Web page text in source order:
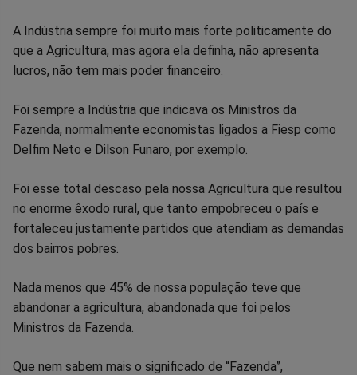
A Indústria sempre foi muito mais forte politicamente do
que a Agricultura, mas agora ela definha, não apresenta
lucros, não tem mais poder financeiro.
Foi sempre a Indústria que indicava os Ministros da
Fazenda, normalmente economistas ligados a Fiesp como
Delfim Neto e Dilson Funaro, por exemplo.
Foi esse total descaso pela nossa Agricultura que resultou
no enorme êxodo rural, que tanto empobreceu o país e
fortaleceu justamente partidos que atendiam as demandas
dos bairros pobres.
Nada menos que 45% de nossa população teve que
abandonar a agricultura, abandonada que foi pelos
Ministros da Fazenda.
Que nem sabem mais o significado de “Fazenda”,